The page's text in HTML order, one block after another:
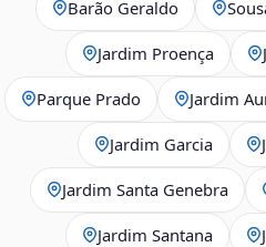
Barão Geraldo
Jardim Proença
Parque Prado Jardim
Jardim Garcia
Jardim Santa Genebra
Jardim Santana